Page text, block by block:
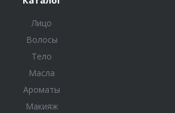
Лицо
Волосы
Тело
Масла
Ароматы
Макияж